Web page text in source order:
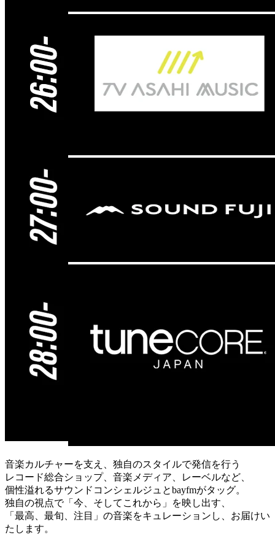
音楽カルチャーを支え、独自のスタイルで発信を行う
レコード総合ショップ、音楽メディア、レーベルなど、
個性溢れるサウンドコンシェルジュとbayfmがタッグ。
独自の視点で「今、そしてこれから」を映し出す、
「最高、最旬、注目」の音楽をキュレーションし、お届けい
たします。